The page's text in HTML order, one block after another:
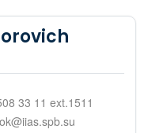
33 11 ext.1511